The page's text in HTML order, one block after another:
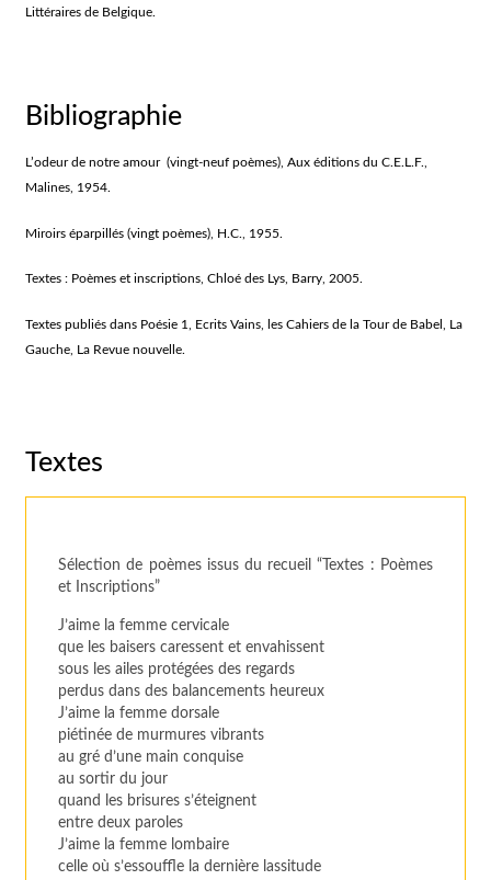
Littéraires de Belgique.
Bibliographie
L’odeur de notre amour (vingt-neuf poèmes), Aux éditions du C.E.L.F.,
Malines, 1954.
Miroirs éparpillés (vingt poèmes), H.C., 1955.
Textes : Poèmes et inscriptions, Chloé des Lys, Barry, 2005.
Textes publiés dans Poésie 1, Ecrits Vains, les Cahiers de la Tour de Babel, La
Gauche, La Revue nouvelle.
Textes
Sélection de poèmes issus du recueil “Textes : Poèmes
et Inscriptions”
J’aime la femme cervicale
que les baisers caressent et envahissent
sous les ailes protégées des regards
perdus dans des balancements heureux
J’aime la femme dorsale
piétinée de murmures vibrants
au gré d’une main conquise
au sortir du jour
quand les brisures s’éteignent
entre deux paroles
J’aime la femme lombaire
celle où s’essouffle la dernière lassitude